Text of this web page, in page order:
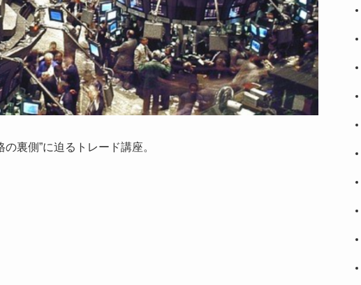
裏側”に迫るトレード講座。